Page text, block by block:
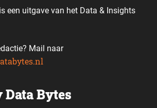
een uitgave van het Data & Insights
Mail naar
Bytes